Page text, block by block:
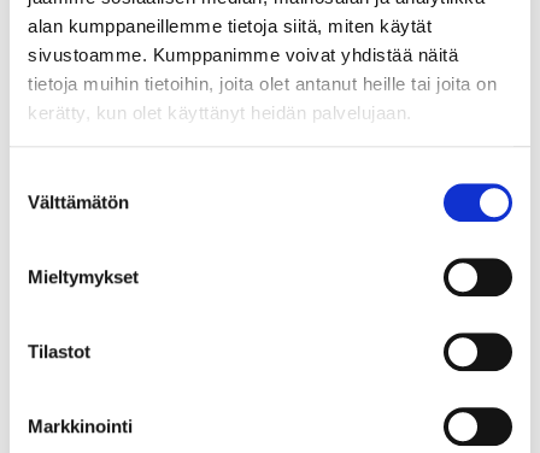
alan kumppaneillemme tietoja siitä, miten käytät
sivustoamme. Kumppanimme voivat yhdistää näitä
tietoja muihin tietoihin, joita olet antanut heille tai joita on
kerätty, kun olet käyttänyt heidän palvelujaan.
valinta
Välttämätön
Mieltymykset
Tilastot
Markkinointi
TARJOAVATKO COWORKING-TILAT